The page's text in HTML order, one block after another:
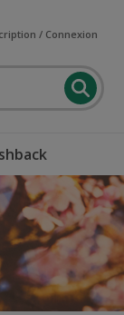
/ Connexion